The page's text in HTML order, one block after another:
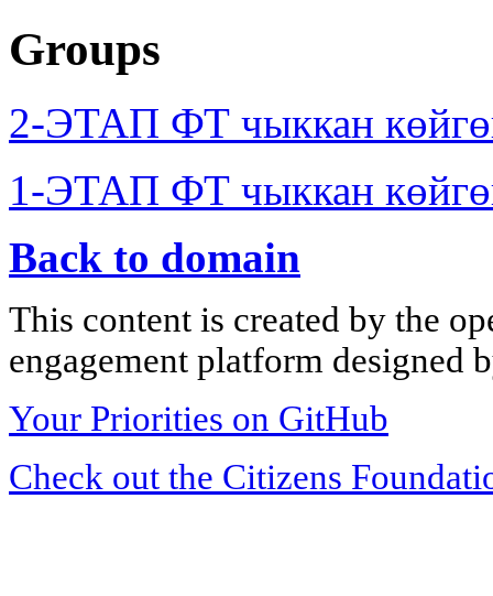
Groups
2-ЭТАП ФТ чыккан
1-ЭТАП ФТ чыккан
Back to domain
This content is created by the
engagement platform designed
Your Priorities on GitHub
Check out the Citizens